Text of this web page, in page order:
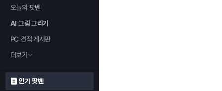
오늘의 팟벤
AI 그림 그리기
PC 견적 게시판
더보기
인기 팟벤